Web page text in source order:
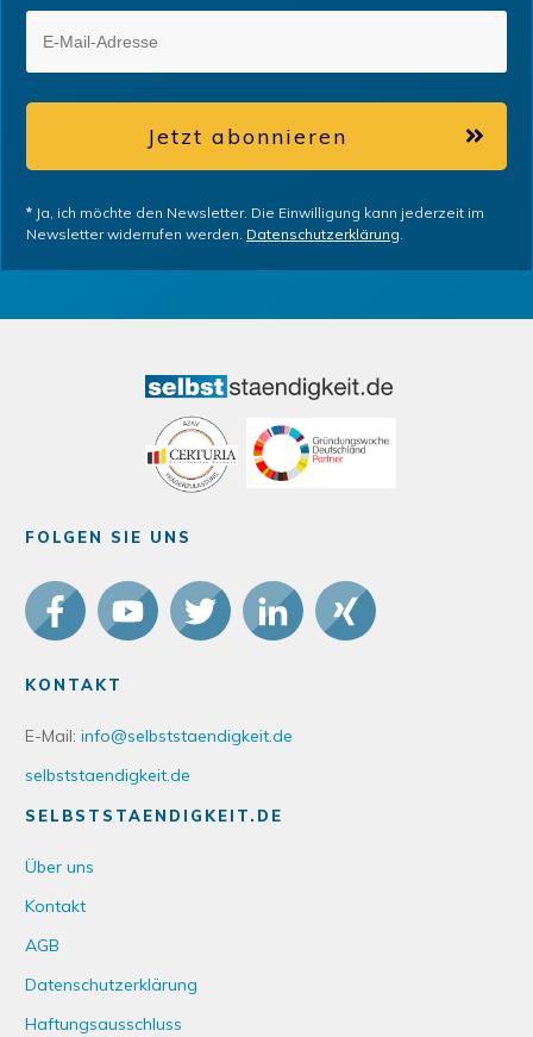
Jetzt abonnieren
* Ja, ich möchte den Newsletter. Die Einwilligung kann jederzeit im
Newsletter widerrufen werden. Datenschutzerklärung
FOLGEN SIE UNS
KONTAKT
E-Mail: info@selbststaendigkeit.de
selbststaendigkeit.de
SELBSTSTAENDIGKEIT.DE
Über uns
Kontakt
AGB
Datenschutzerklärung
Haftungsausschluss